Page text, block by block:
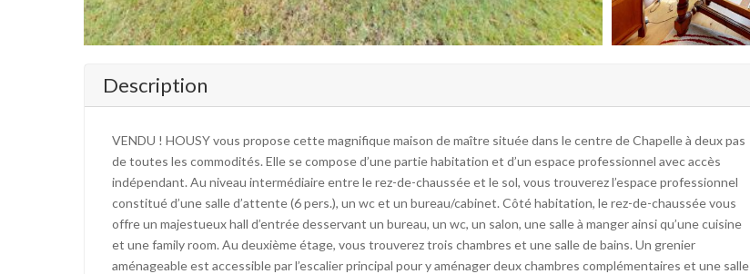
Description
VENDU ! HOUSY vous propose cette magnifique maison de maître située dans le centre de Chapelle à deux pas
de toutes les commodités. Elle se compose d’une partie habitation et d’un espace professionnel avec accès
indépendant. Au niveau intermédiaire entre le rez-de-chaussée et le sol, vous trouverez l’espace professionnel
constitué d’une salle d’attente (6 pers.), un wc et un bureau/cabinet. Côté habitation, le rez-de-chaussée vous
offre un majestueux hall d’entrée desservant un bureau, un wc, un salon, une salle à manger ainsi qu’une cuisine
et une family room. Au deuxième étage, vous trouverez trois chambres et une salle de bains. Un grenier
aménageable est accessible par l’escalier principal pour y aménager deux chambres complémentaires et une salle